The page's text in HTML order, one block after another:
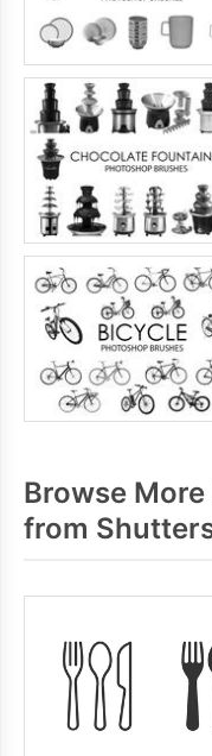
Browse
from